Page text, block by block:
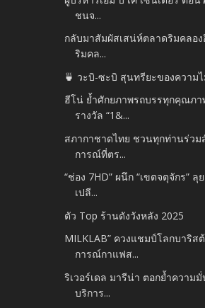
ชนจ...
กลับมาสัมผัสเสน่ห์ตลาดริมคลอง
ริมคล...
🍵 วะบิ-ซะบิ สุนทรียะของควา
ฮีโน่ ย้ำศักยภาพรถบรรทุกคุณภา
รางวัล “1&...
สภากาชาดไทย ชวนทุกท่านร่วม
การณ์ที่ตร...
“ช่อง 7HD” ผนึก “เขตจตุจักร”
เปลี...
ตัว Top ร้านดังวังหลัง 2025
MILKLAB” ควงแชมป์โลกบาริส
การณ์กาแฟส...
ริเวอร์เดล มารีน่า ตอกย้ำความ
บริการ...